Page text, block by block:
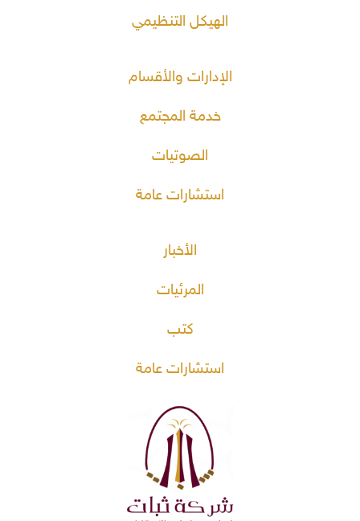
الهيكل التنظيمي
الإدارات والأقسام
خدمة المجتمع
الصوتيات
استشارات عامة
الأخبار
المرئيات
كتب
استشارات عامة